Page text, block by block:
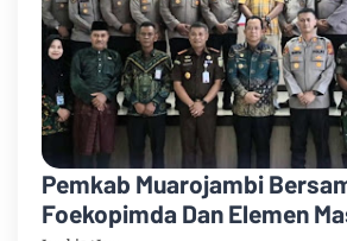
Pemkab Muarojambi
Foekopimda Dan Elemen